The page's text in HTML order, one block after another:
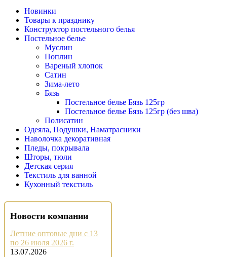
Новинки
Товары к празднику
Конструктор постельного белья
Постельное белье
Муслин
Поплин
Вареный хлопок
Сатин
Зима-лето
Бязь
Постельное белье Бязь 125гр
Постельное белье Бязь 125гр (без шва)
Полисатин
Одеяла, Подушки, Наматрасники
Наволочка декоративная
Пледы, покрывала
Шторы, тюли
Детская серия
Текстиль для ванной
Кухонный текстиль
Новости компании
Летние оптовые дни с 13
по 26 июля 2026 г.
13.07.2026